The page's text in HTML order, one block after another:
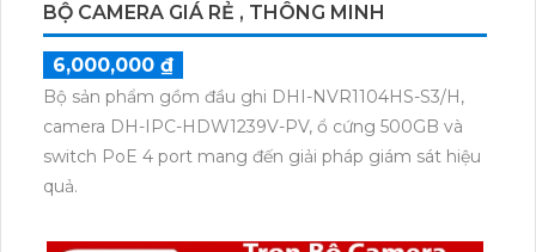
BỘ CAMERA GIÁ RẺ , THÔNG MINH
6,000,000 ₫
Bộ sản phẩm gồm đầu ghi DHI-NVR1104HS-S3/H,
camera DH-IPC-HDW1239V-PV, ổ cứng 500GB và
switch PoE 4 port mang đến giải pháp giám sát hiệu
quả.